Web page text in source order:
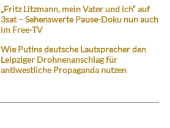
„Fritz Litzmann, mein Vater und ich“ auf
3sat – Sehenswerte Pause-Doku nun auch
im Free-TV
Wie Putins deutsche Lautsprecher den
Leipziger Drohnenanschlag für
antiwestliche Propaganda nutzen